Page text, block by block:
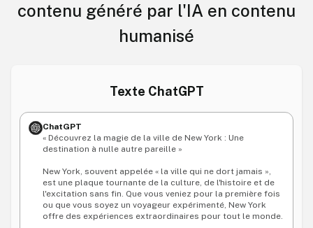
contenu généré par l'IA en contenu
humanisé
Texte ChatGPT
ChatGPT
« Découvrez la magie de la ville de New York : Une
destination à nulle autre pareille »
New York, souvent appelée « la ville qui ne dort jamais »,
est une plaque tournante de la culture, de l'histoire et de
l'excitation sans fin. Que vous veniez pour la première fois
ou que vous soyez un voyageur expérimenté, New York
offre des expériences extraordinaires pour tout le monde.